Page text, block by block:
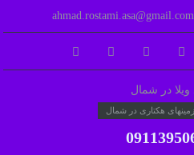
ahmad.rostami.asa@gmail.com
هکتاری در شمال